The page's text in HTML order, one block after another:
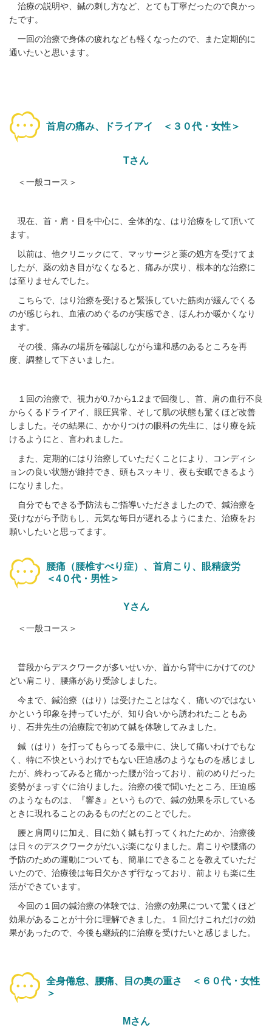
治療の説明や、鍼の刺し方など、とても丁寧だったので良かっ
たです。
一回の治療で身体の疲れなども軽くなったので、また定期的に
通いたいと思います。
首肩の痛み、ドライアイ ＜ ３０代・女性＞
Tさん
＜一般コース＞
現在、首・肩・目を中心に、全体的な、はり治療をして頂いて
ます。
以前は、他クリニックにて、マッサージと薬の処方を受けてま
したが、薬の効き目がなくなると、痛みが戻り、根本的な治療に
は至りませんでした。
こちらで、はり治療を受けると緊張していた筋肉が緩んでくる
のが感じられ、血液のめぐるのが実感でき、ほんわか暖かくなり
ます。
その後、痛みの場所を確認しながら違和感のあるところを再
度、調整して下さいました。
１回の治療で、視力が0.7から1.2まで回復し、首、肩の血行不良
からくるドライアイ、眼圧異常、そして肌の状態も驚くほど改善
しました。その結果に、かかりつけの眼科の先生に、はり療を続
けるようにと、言われました。
また、定期的にはり治療していただくことにより、コンディシ
ョンの良い状態が維持でき、頭もスッキリ、夜も安眠できるよう
になりました。
自分でもできる予防法もご指導いただきましたので、鍼治療を
受けながら予防もし、元気な毎日が遅れるようにまた、治療をお
願いしたいと思ってます。
腰痛（腰椎すべり症）、首肩こり、眼精疲労
＜4０代・男性＞
Yさん
＜一般コース＞
普段からデスクワークが多いせいか、首から背中にかけてのひ
どい肩こり、腰痛があり受診しました。
今まで、鍼治療（はり）は受けたことはなく、痛いのではない
かという印象を持っていたが、知り合いから誘われたこともあ
り、石井先生の治療院で初めて鍼を体験してみました。
鍼（はり）を打ってもらってる最中に、決して痛いわけでもな
く、特に不快というわけでもない圧迫感のようなものを感じまし
たが、終わってみると痛かった腰が治っており、前のめりだった
姿勢がまっすぐに治りました。治療の後で聞いたところ、圧迫感
のようなものは、『響き』というもので、鍼の効果を示している
ときに現れることのあるものだとのことでした。
腰と肩周りに加え、目に効く鍼も打ってくれたためか、治療後
は日々のデスクワークがだいぶ楽になりました。肩こりや腰痛の
予防のための運動についても、簡単にできることを教えていただ
いたので、治療後は毎日欠かさず行なっており、前よりも楽に生
活ができています。
今回の１回の鍼治療の体験では、治療の効果について驚くほど
効果があることが十分に理解できました。１回だけこれだけの効
果があったので、今後も継続的に治療を受けたいと感じました。
全身倦怠、腰痛、目の奥の重さ ＜６０代・女性
＞
Mさん